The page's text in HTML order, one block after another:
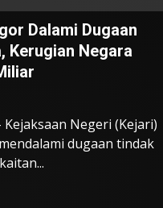
Dalami Dugaan
Kerugian Negara
Kejaksaan Negeri (Kejari)
dugaan tindak